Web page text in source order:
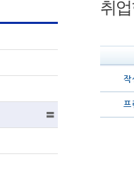
〓
취
작
프